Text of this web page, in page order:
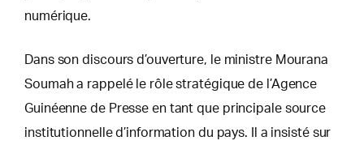
numérique.
Dans son discours d’ouverture, le ministre Mourana
Soumah a rappelé le rôle stratégique de l’Agence
Guinéenne de Presse en tant que principale source
institutionnelle d’information du pays. Il a insisté sur